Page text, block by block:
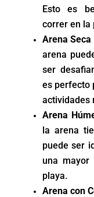
Esto es
correr en la
Arena Seca
arena
ser
es perfecto
actividades
Arena
la arena
puede ser
una mayor
playa.
Arena con